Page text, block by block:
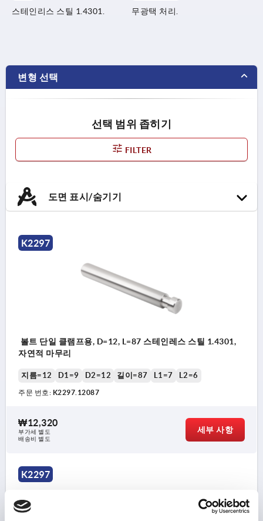
스테인리스 스틸 1.4301. 무광택 처리.
변형 선택
선택 범위 좁히기
FILTER
도면 표시/숨기기
K2297
볼트 단일 클램프용, D=12, L=87 스테인레스 스틸 1.4301,
자연적 마무리
지름=12 D1=9 D2=12 길이=87 L1=7 L2=6
주문 번호: K2297.12087
₩12,320
부가세 별도
배송비 별도
세부 사항
K2297